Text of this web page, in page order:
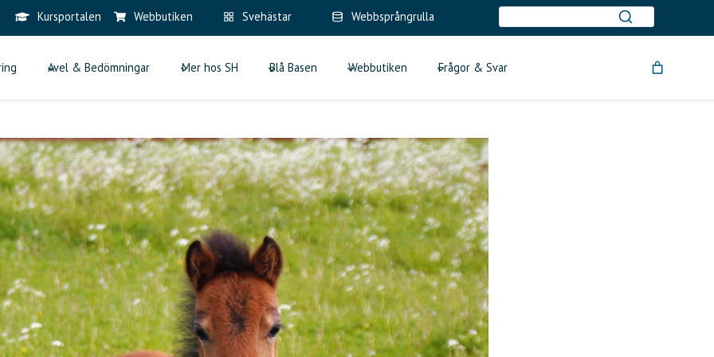
Kursportalen Webbutiken Svehästar Webbsprångrulla
Avel & Bedömningar Mer hos SH Blå Basen Webbutiken Frågor & Svar